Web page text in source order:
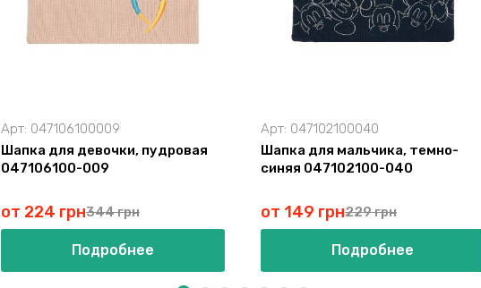
Арт: 047106100009
Шапка для девочки, пудровая
047106100-009
от 224 грн344 грн
Подробнее
Арт: 047102100040
Шапка для мальчика, темно-
синяя 047102100-040
от 149 грн229 грн
Подробнее